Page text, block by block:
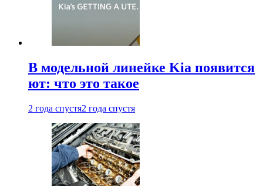
В модельной линейке Kia появится
ют: что это такое
2 года спустя2 года спустя